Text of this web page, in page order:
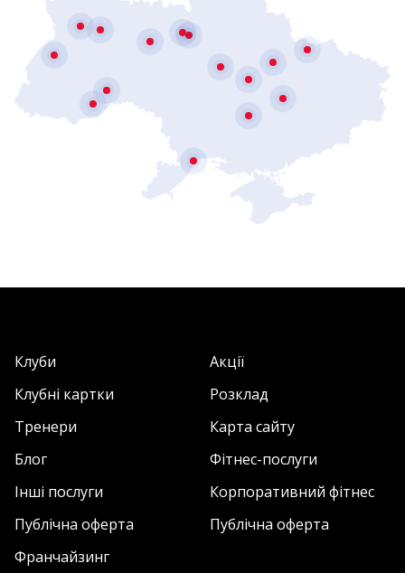
Клуби
Акції
Клубні картки
Розклад
Тренери
Карта сайту
Блог
Фітнес-послуги
Інші послуги
Корпоративний фітнес
Публічна оферта
Публічна оферта
Франчайзинг